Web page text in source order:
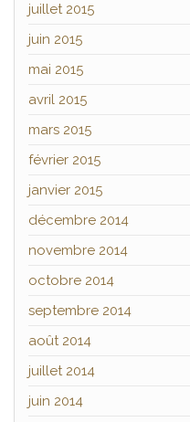
juillet 2015
juin 2015
mai 2015
avril 2015
mars 2015
février 2015
janvier 2015
décembre 2014
novembre 2014
octobre 2014
septembre 2014
août 2014
juillet 2014
juin 2014